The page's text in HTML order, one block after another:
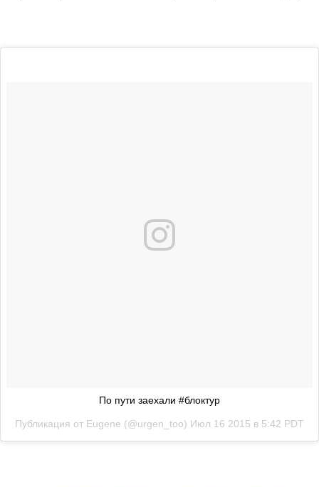
По пути заехали #блоктур
Публикация от Eugene (@urgen_too) Июл 16 2015 в 5:42 PDT